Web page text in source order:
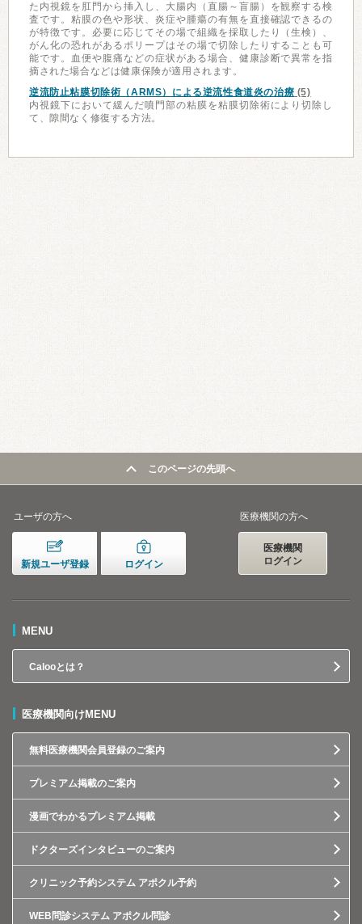
た内視鏡を肛門から挿入し、大腸内（直腸～盲腸）を観察する検
査です。粘膜の色や形状、炎症や腫瘍の有無を直接確認できるの
が特徴です。必要に応じてその場で組織を採取したり（生検）、
がん化の恐れがあるポリープはその場で切除したりすることも可
能です。血便や腹痛などの症状がある場合、健康診断で異常を指
摘された場合などは健康保険が適用されます。
逆流防止粘膜切除術（ARMS）による逆流性食道炎の治療 (5)
内視鏡下において緩んだ噴門部の粘膜を粘膜切除術により切除し
て、隙間なく修復する方法。
このページの先頭へ
ユーザの方へ
新規ユーザ登録 ログイン
医療機関の方へ
医療機関
ログイン
MENU
Calooとは？
医療機関向けMENU
無料医療機関会員登録のご案内
プレミアム掲載のご案内
漫画でわかるプレミアム掲載
ドクターズインタビューのご案内
クリニック予約システム アポクル予約
WEB問診システム アポクル問診